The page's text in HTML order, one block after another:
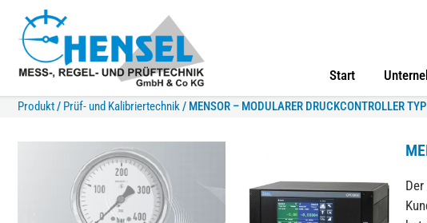
Start
Produkt/ Prüf- und Kalibriertechnik/ MENSOR – MODULARER DRUCKCONTROLLER